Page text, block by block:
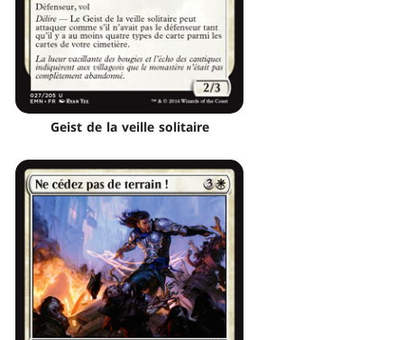
Geist de la veille solitaire